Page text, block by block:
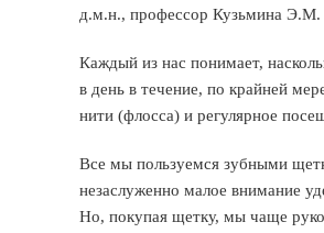
д.м.н., профессор Кузьмина Э.М.
Каждый из нас понимает,
в день в течение, по крайней
нити (флосса) и регулярное
Все мы пользуемся зубными
незаслуженно малое внимание
Но, покупая щетку, мы чаще